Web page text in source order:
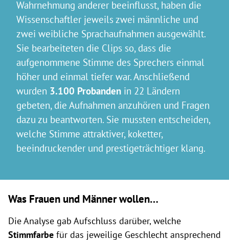
Wahrnehmung anderer beeinflusst, haben die
Wissenschaftler jeweils zwei männliche und
zwei weibliche Sprachaufnahmen ausgewählt.
Sie bearbeiteten die Clips so, dass die
aufgenommene Stimme des Sprechers einmal
höher und einmal tiefer war. Anschließend
wurden 3.100 Probanden in 22 Ländern
gebeten, die Aufnahmen anzuhören und Fragen
dazu zu beantworten. Sie mussten entscheiden,
welche Stimme attraktiver, koketter,
beeindruckender und prestigeträchtiger klang.
Was Frauen und Männer wollen…
Die Analyse gab Aufschluss darüber, welche
Stimmfarbe für das jeweilige Geschlecht ansprechend